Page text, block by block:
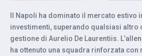
Il Napoli ha dominato il mercato estivo
investimenti, superando qualsiasi altro
gestione di Aurelio De Laurentiis.
ha ottenuto una squadra rinforzata con